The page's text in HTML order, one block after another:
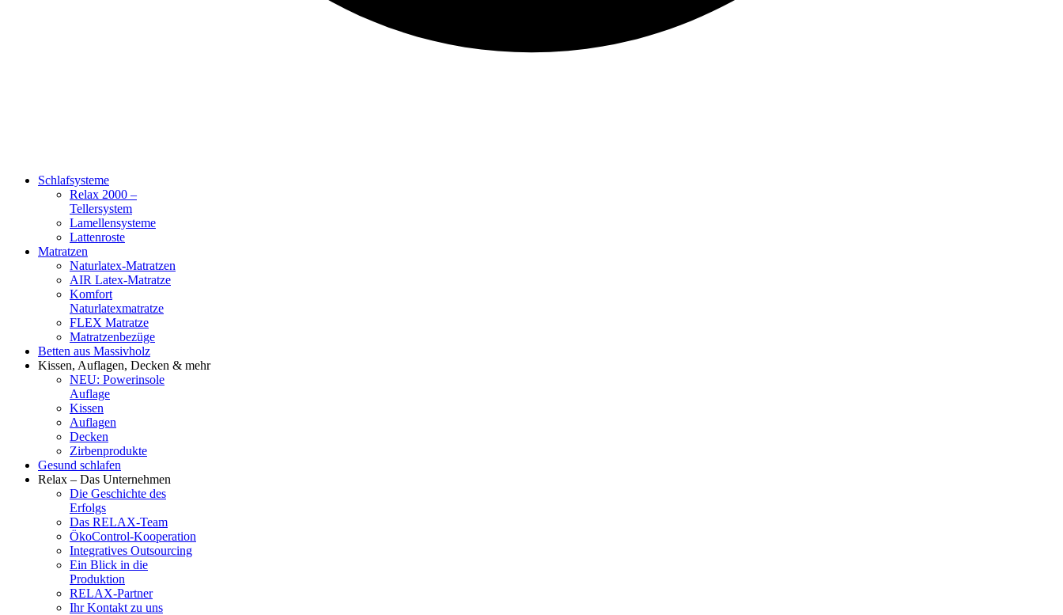
Schlafsysteme
Relax 2000 –
Tellersystem
Lamellensysteme
Lattenroste
Matratzen
Naturlatex-Matratzen
AIR Latex-Matratze
Komfort
Naturlatexmatratze
FLEX Matratze
Matratzenbezüge
Betten aus Massivholz
Kissen, Auflagen, Decken & mehr
NEU: Powerinsole
Auflage
Kissen
Auflagen
Decken
Zirbenprodukte
Gesund schlafen
Relax – Das Unternehmen
Die Geschichte des
Erfolgs
Das RELAX-Team
ÖkoControl-Kooperation
Integratives Outsourcing
Ein Blick in die
Produktion
RELAX-Partner
Ihr Kontakt zu uns